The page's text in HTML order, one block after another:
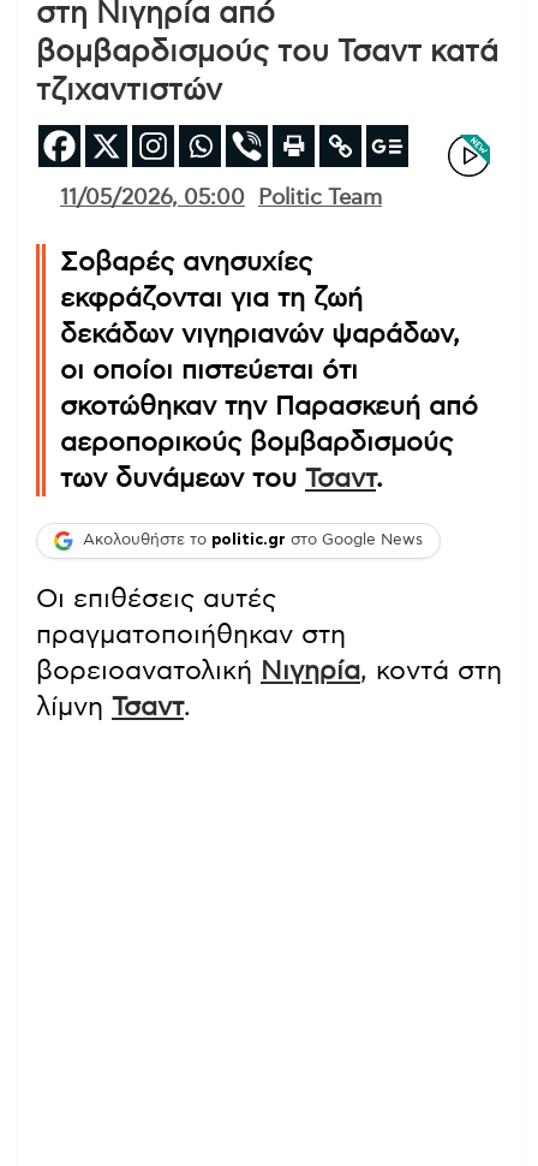
στη Νιγηρία από
βομβαρδισμούς του Τσαντ κατά
τζιχαντιστών
11/05/2026, 05:00 Politic Team
Σοβαρές ανησυχίες
εκφράζονται για τη ζωή
δεκάδων νιγηριανών ψαράδων,
οι οποίοι πιστεύεται ότι
σκοτώθηκαν την Παρασκευή από
αεροπορικούς βομβαρδισμούς
των δυνάμεων του Τσαντ.
Ακολουθήστε το politic.gr στο Google News
Οι επιθέσεις αυτές
πραγματοποιήθηκαν στη
βορειοανατολική Νιγηρία, κοντά στη
λίμνη Τσαντ.